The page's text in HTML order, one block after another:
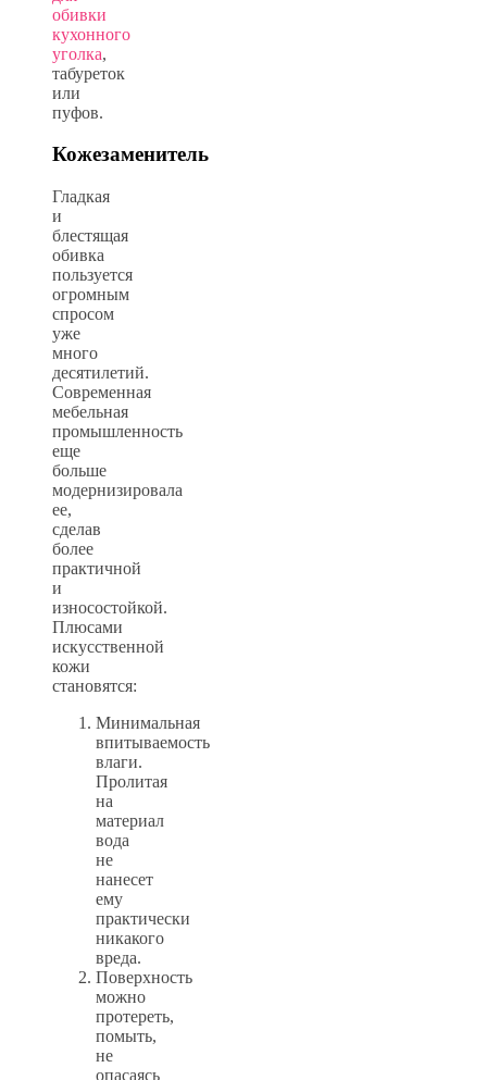
обивки
кухонного
уголка,
табуреток
или
пуфов.
Кожезаменитель
Гладкая
и
блестящая
обивка
пользуется
огромным
спросом
уже
много
десятилетий.
Современная
мебельная
промышленность
еще
больше
модернизировала
ее,
сделав
более
практичной
и
износостойкой.
Плюсами
искусственной
кожи
становятся:
Минимальная
впитываемость
влаги.
Пролитая
на
материал
вода
не
нанесет
ему
практически
никакого
вреда.
Поверхность
можно
протереть,
помыть,
не
опасаясь